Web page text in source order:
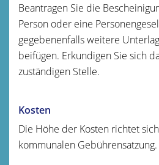
Beantragen Sie die
Person oder eine
gegebenenfalls weitere
beifügen. Erkundigen Sie sich
zuständigen Stelle.
Kosten
Die Höhe der Kosten richtet
kommunalen Gebührensatzung.